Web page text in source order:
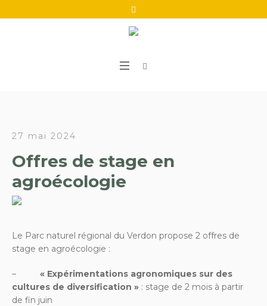
27 mai 2024
Offres de stage en
agroécologie
Le Parc naturel régional du Verdon propose 2 offres de
stage en agroécologie :
– « Expérimentations agronomiques sur des
cultures de diversification » : stage de 2 mois à partir
de fin juin